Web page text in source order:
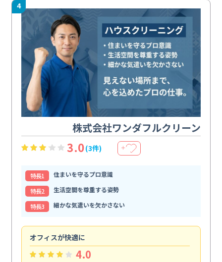
4
株式会社ワンダフルクリーン
3.0(3件) ＋
特⻑1
住まいを守るプロ意識
特⻑2
生活空間を尊重する姿勢
特⻑3
細かな気遣いを欠かさない
オフィスが快適に
4.0